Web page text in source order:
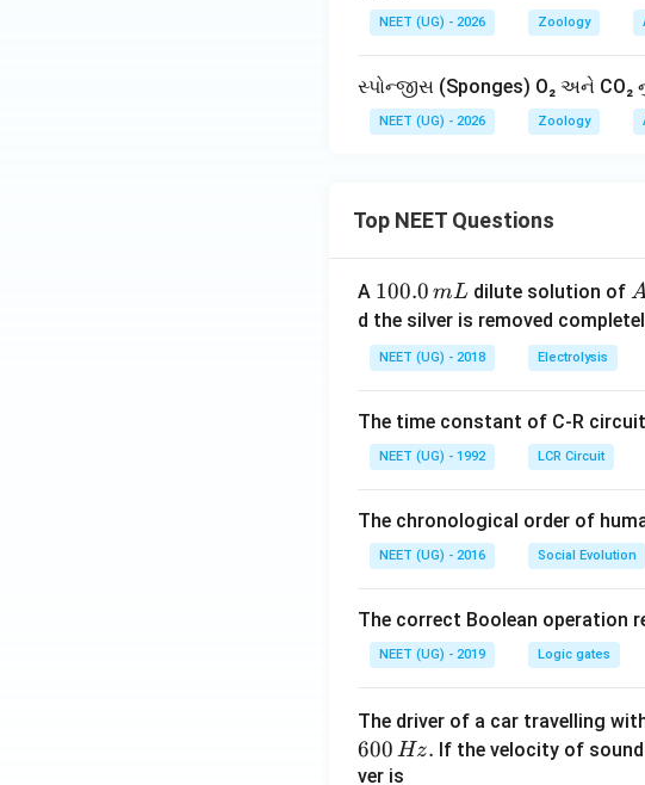
NEET (UG) - 2026 Zoology
સ્પોન્જીસ (Sponges) O₂ અને CO₂
NEET (UG) - 2026 Zoology
Top NEET Questions
A 1
0
0.
0
m
L
100.0 mL dilute solution of
^
d the silver is removed
NEET (UG) - 2018 Electrolysis
The time constant of C-R
NEET (UG) - 1992 LCR Circuit
The chronological order of
NEET (UG) - 2016 Social Evolution
The correct Boolean operation
NEET (UG) - 2019 Logic gates
The driver of a car travelling
600 Hz. If the velocity of
ver is